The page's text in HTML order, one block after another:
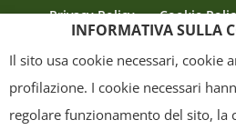
Privacy Policy Cookie
INFORMATIVA SULLA
Il sito usa cookie necessari, cookie
profilazione. I cookie necessari
regolare funzionamento del sito, la